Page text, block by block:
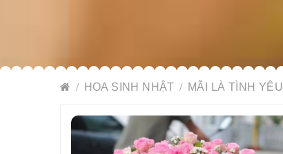
HOA SINH NHẬT MÃI LÀ TÌNH YÊU